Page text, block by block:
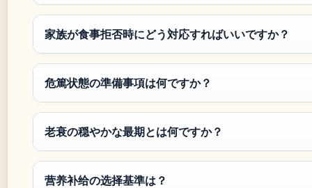
家族が食事拒否時にどう対応すればいいですか？
危篤状態の準備事項は何ですか？
老衰の穏やかな最期とは何ですか？
营养补给の选择基準は？